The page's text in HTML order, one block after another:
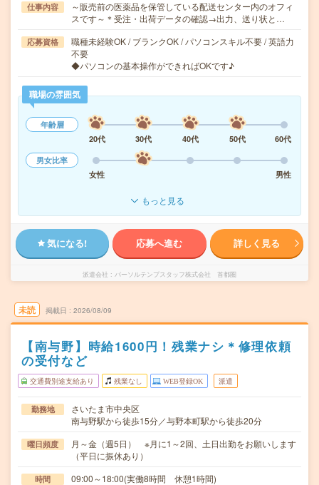
仕事内容
～販売前の医薬品を保管している配送センター内のオフィ
スです～＊受注・出荷データの確認→出力、送り状と…
応募資格
職種未経験OK / ブランクOK / パソコンスキル不要 / 英語力
不要
◆パソコンの基本操作ができればOKです♪
職場の雰囲気
年齢層
20代
30代 40代 50代
60代
男女比率
女性
男性
もっと見る
気になる! 応募へ進む 詳しく見る
派遣会社 パーソルテンプスタッフ株式会社 首都圏
未読 掲載日 2026/08/09
【南与野】時給1600円！残業ナシ＊修理依頼
の受付など
交通費別途支給あり 残業なし WEB登録OK 派遣
勤務地
さいたま市中央区
南与野駅から徒歩15分／与野本町駅から徒歩20分
曜日頻度
月～金（週5日） ※月に1～2回、土日出勤をお願いします
（平日に振休あり）
時間 09:00～18:00(実働8時間 休憩1時間)